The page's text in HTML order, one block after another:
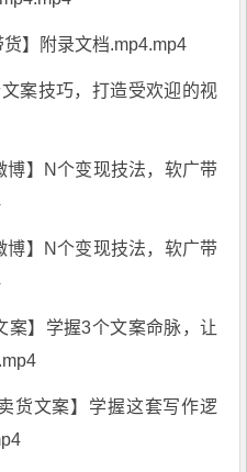
】附录文档.mp4.mp4
案技巧，打造受欢迎的视
博】N个变现技法，软广带
博】N个变现技法，软广带
案】学握3个文案命脉，让
货文案】学握这套写作逻